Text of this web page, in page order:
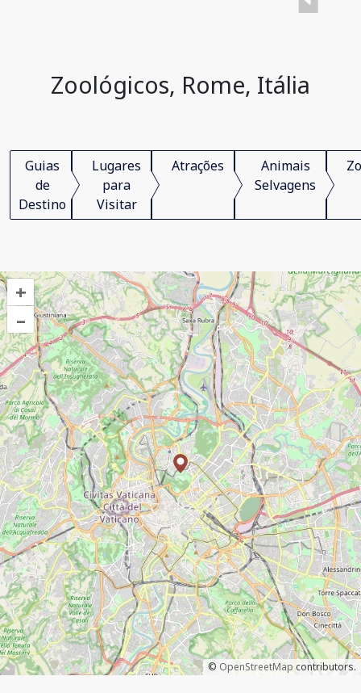
Zoológicos, Rome, Itália
Guias
de
Destino
Lugares
para
Visitar
Atrações
Animais
Selvagens
+
–
© OpenStreetMap contributors.